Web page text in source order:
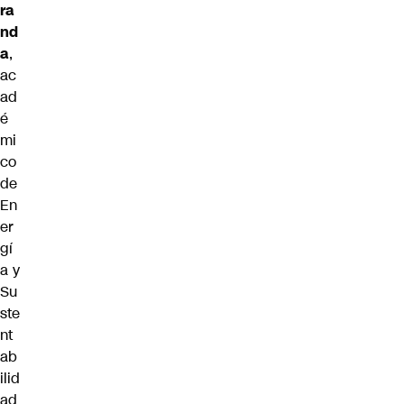
ra
nd
a,
ac
ad
é
mi
co
de
En
er
gí
a y
Su
ste
nt
ab
ilid
ad